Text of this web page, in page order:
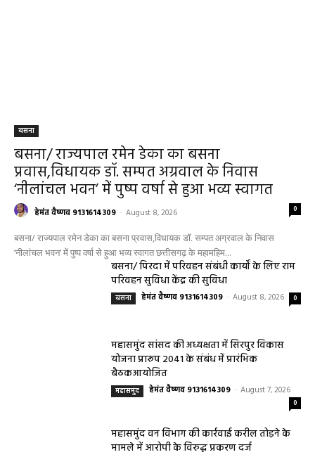
बसना
बसना/ राज्यपाल रमेन डेका का बसना
प्रवास,विधायक डॉ. सम्पत अग्रवाल के निवास
‘नीलांचल भवन’ में पुष्प वर्षा से हुआ भव्य स्वागत
हेमंत वैष्णव 9131614309 - August 8, 2026 0
बसना/ राज्यपाल रमेन डेका का बसना प्रवास,विधायक डॉ. सम्पत अग्रवाल के निवास
‘नीलांचल भवन’ में पुष्प वर्षा से हुआ भव्य स्वागत छत्तीसगढ़ के महामहिम...
बसना/ पिरदा में परिवहन संबंधी कार्यों के लिए राम
परिवहन सुविधा केंद्र की सुविधा
बसना हेमंत वैष्णव 9131614309 - August 8, 2026 0
महासमुंद सांसद की अध्यक्षता में सिरपुर विकास
योजना प्रारूप 2041 के संबंध में प्रारंभिक
बैठकआयोजित
महासमुंद हेमंत वैष्णव 9131614309 - August 7, 2026
0
महासमुंद वन विभाग की कार्रवाई करील तोड़ने के
मामले में आरोपी के विरुद्ध प्रकरण दर्ज